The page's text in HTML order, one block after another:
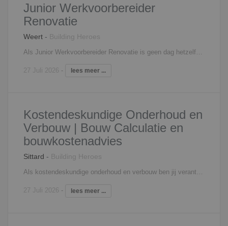
Junior Werkvoorbereider
Renovatie
Weert - Building Heroes
27 Juli 2026 - lees meer ...
Kostendeskundige Onderhoud en
Verbouw | Bouw Calculatie en
bouwkostenadvies
Sittard - Building Heroes
Als kostendeskundige onderhoud en verbouw ben jij verantwoordelijk voor het opstellen en bewaken van kostprijsberekeningen voor diverse projecten tot circa 1 miljoen euro. Je maakt scherpe en realistische calculaties en vertaalt technische informatie naar duidelijke financiële inzichten. Tijdens projecten bewaak je kosten, signaleer je afwijkingen en adviseer je projectteams en opdrachtgevers over mogelijke optimalisaties. Je werkt nauw samen met projectteams en opdrachtgevers en bent een belangrijke sparringpartner in het voortraject en tijdens de uitvoering. Jij zorgt ervoor dat beslissingen financieel onderbouwd zijn en dat projecten binnen budget en verwachtingen worden gerealiseerd.
27 Juli 2026 - lees meer ...